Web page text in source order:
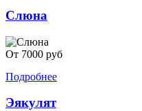
Слюна
От 7000 руб
Подробнее
Эякулят